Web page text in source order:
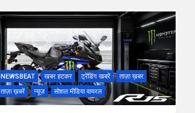
NEWSBEAT खबर हटकर ट्रेंडिंग खबरें
ताज़ा ख़बर
ताज़ा ख़बरें
न्यूज़ सोशल मीडिया वायरल